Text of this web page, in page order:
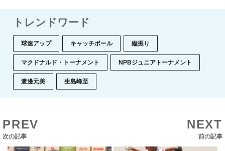
トレンドワード
球速アップ キャッチボール 縦振り
マクドナルド・トーナメント NPBジュニアトーナメント
渡邊元美 生島峰至
PREV
次の記事
NEXT
前の記事